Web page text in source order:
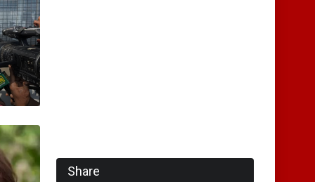
Share